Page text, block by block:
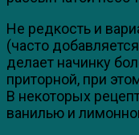
Не редкость и
(часто
делает начинку
приторной, при
В некоторых
ванилью и